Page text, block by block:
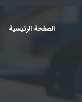
الصفحة الرئيسية